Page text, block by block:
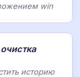
win
историю